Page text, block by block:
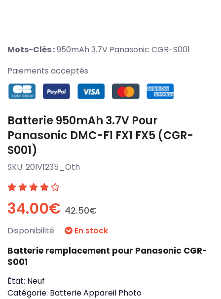
Mots-Clés :950mAh 3.7V Panasonic CGR-S001
Paiements acceptés :
Batterie 950mAh 3.7V Pour
Panasonic DMC-F1 FX1 FX5 (CGR-
S001)
SKU: 20IV1235_Oth
34.00€ 42.50€
Disponibilité : En stock
Batterie remplacement pour Panasonic CGR-
S001
État: Neuf
Catégorie: Batterie Appareil Photo